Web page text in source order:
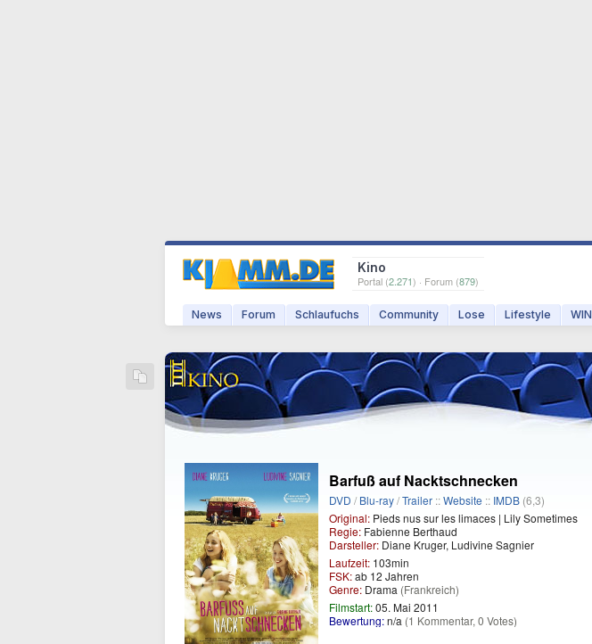
Kino
Portal (2.271) · Forum (879)
News Forum Schlaufuchs Community Lose Lifestyle WIN
Barfuß auf Nacktschnecken
DVD /Blu-ray/Trailer ::Website :: IMDB (6,3)
Original: Pieds nus sur les limaces | Lily Sometimes
Regie: Fabienne Berthaud
Darsteller: Diane Kruger, Ludivine Sagnier
Laufzeit: 103min
FSK:ab 12 Jahren
Genre: Drama (Frankreich)
Filmstart:05. Mai 2011
Bewertung:n/a (1 Kommentar, 0 Votes)